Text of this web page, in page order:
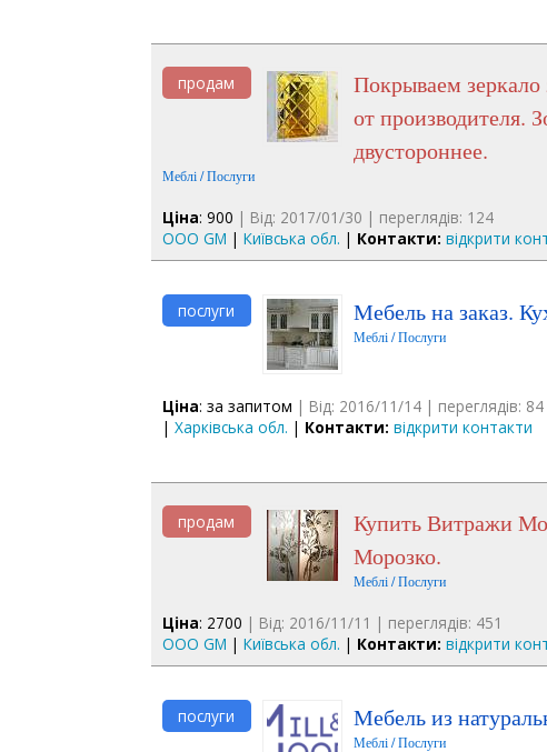
продам
Покрываем зеркало золотым цветом 24 карат. Зеркало золотое
от производителя.
двустороннее.
Меблі / Послуги
Ціна: 900 | Від: 2017/01/30 | переглядів: 124
ООО GM | Київська обл. | Контакти: відкрити
послуги Мебель на заказ.
Меблі / Послуги
Ціна: за запитом | Від: 2016/11/14 | переглядів: 84
| Харківська обл. | Контакти: відкрити контакти
продам
Купить Витражи Морозко от производителя. Технология
Морозко.
Меблі / Послуги
Ціна: 2700 | Від: 2016/11/11 | переглядів: 451
ООО GM | Київська обл. | Контакти: відкрити
послуги Мебель из
Меблі / Послуги